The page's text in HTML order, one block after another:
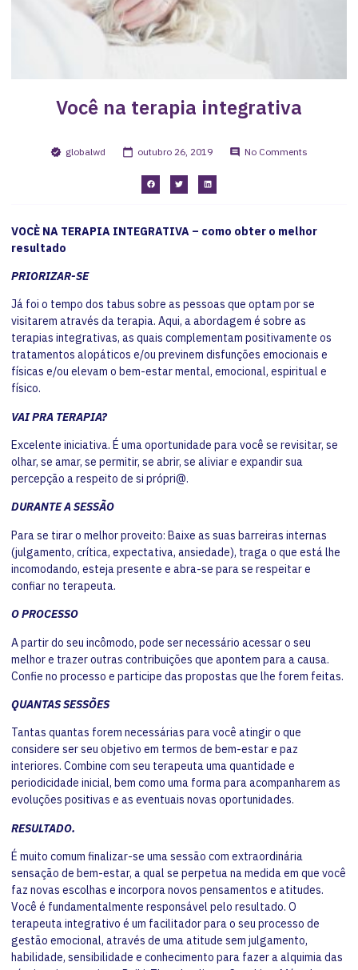
Você na terapia integrativa
globalwd outubro 26, 2019 No Comments
VOCÈ NA TERAPIA INTEGRATIVA – como obter o melhor
resultado
PRIORIZAR-SE
Já foi o tempo dos tabus sobre as pessoas que optam por se
visitarem através da terapia. Aqui, a abordagem é sobre as
terapias integrativas, as quais complementam positivamente os
tratamentos alopáticos e/ou previnem disfunções emocionais e
físicas e/ou elevam o bem-estar mental, emocional, espiritual e
físico.
VAI PRA TERAPIA?
Excelente iniciativa. É uma oportunidade para você se revisitar, se
olhar, se amar, se permitir, se abrir, se aliviar e expandir sua
percepção a respeito de si própri@.
DURANTE A SESSÃO
Para se tirar o melhor proveito: Baixe as suas barreiras internas
(julgamento, crítica, expectativa, ansiedade), traga o que está lhe
incomodando, esteja presente e abra-se para se respeitar e
confiar no terapeuta.
O PROCESSO
A partir do seu incômodo, pode ser necessário acessar o seu
melhor e trazer outras contribuições que apontem para a causa.
Confie no processo e participe das propostas que lhe forem feitas.
QUANTAS SESSÕES
Tantas quantas forem necessárias para você atingir o que
considere ser seu objetivo em termos de bem-estar e paz
interiores. Combine com seu terapeuta uma quantidade e
periodicidade inicial, bem como uma forma para acompanharem as
evoluções positivas e as eventuais novas oportunidades.
RESULTADO.
É muito comum finalizar-se uma sessão com extraordinária
sensação de bem-estar, a qual se perpetua na medida em que você
faz novas escolhas e incorpora novos pensamentos e atitudes.
Você é fundamentalmente responsável pelo resultado. O
terapeuta integrativo é um facilitador para o seu processo de
gestão emocional, através de uma atitude sem julgamento,
habilidade, sensibilidade e conhecimento para fazer a alquimia das